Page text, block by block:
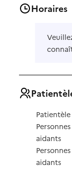
Horaires
aidants
aidants